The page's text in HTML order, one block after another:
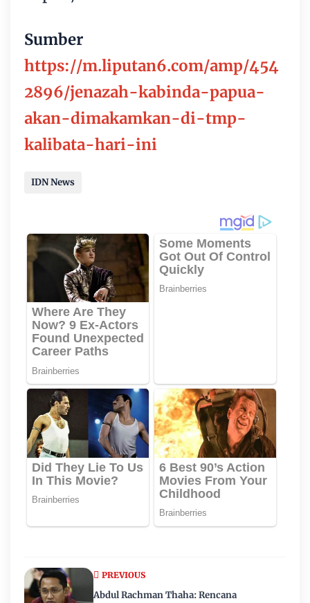
Sumber
https://m.liputan6.com/amp/454
2896/jenazah-kabinda-papua-
akan-dimakamkan-di-tmp-
kalibata-hari-ini
IDN News
PREVIOUS
Abdul Rachman Thaha: Rencana